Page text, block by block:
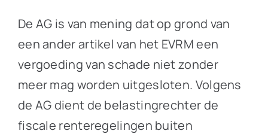
De AG is van mening dat op grond van
een ander artikel van het EVRM een
vergoeding van schade niet zonder
meer mag worden uitgesloten. Volgens
de AG dient de belastingrechter de
fiscale renteregelingen buiten